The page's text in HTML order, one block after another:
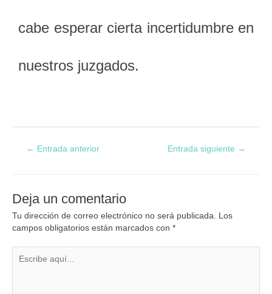
cabe esperar cierta incertidumbre en
nuestros juzgados.
← Entrada anterior Entrada siguiente →
Deja un comentario
Tu dirección de correo electrónico no será publicada.
Los
campos obligatorios están marcados con *
aquí...